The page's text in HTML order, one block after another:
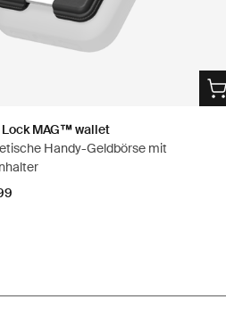
MAG™ wallet
Handy-Geldbörse mit